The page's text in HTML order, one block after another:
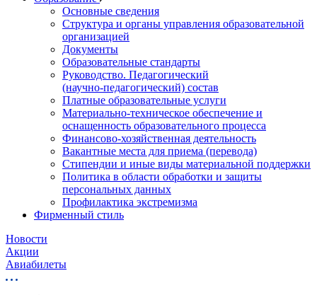
Основные сведения
Структура и органы управления образовательной
организацией
Документы
Образовательные стандарты
Руководство. Педагогический
(научно‑педагогический) состав
Платные образовательные услуги
Материально-техническое обеспечение и
оснащенность образовательного процесса
Финансово-хозяйственная деятельность
Вакантные места для приема (перевода)
Стипендии и иные виды материальной поддержки
Политика в области обработки и защиты
персональных данных
Профилактика экстремизма
Фирменный стиль
Новости
Акции
Авиабилеты